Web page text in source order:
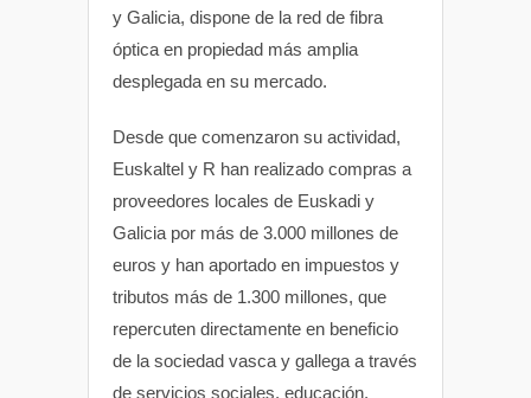
y Galicia, dispone de la red de fibra
óptica en propiedad más amplia
desplegada en su mercado.
Desde que comenzaron su actividad,
Euskaltel y R han realizado compras a
proveedores locales de Euskadi y
Galicia por más de 3.000 millones de
euros y han aportado en impuestos y
tributos más de 1.300 millones, que
repercuten directamente en beneficio
de la sociedad vasca y gallega a través
de servicios sociales, educación,